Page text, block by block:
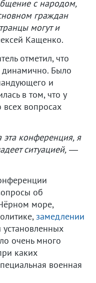
с народом,
граждан
могут и
Кащенко.
отметил, что
Было
и
в том, что у
всех вопросах
конференция, я
ситуацией, —
об
море,
замедлении
установленных
очень много
каких
военная